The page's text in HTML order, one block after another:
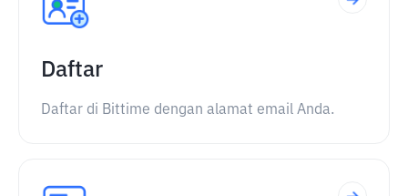
Daftar
Daftar di Bittime dengan alamat email Anda.